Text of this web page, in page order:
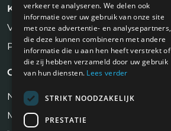
Kandidaten
Vastgoed Vacatures
Profiel aanmaken
Contact
NiVa Media
Maassluisstraat 2
verkeer te analyseren. We delen ook
informatie over uw gebruik van onze site
met onze advertentie- en analysepartners,
die deze kunnen combineren met andere
informatie die u aan hen heeft verstrekt of
die zij hebben verzameld door uw gebruik
van hun diensten. Lees verder
STRIKT NOODZAKELIJK
PRESTATIE